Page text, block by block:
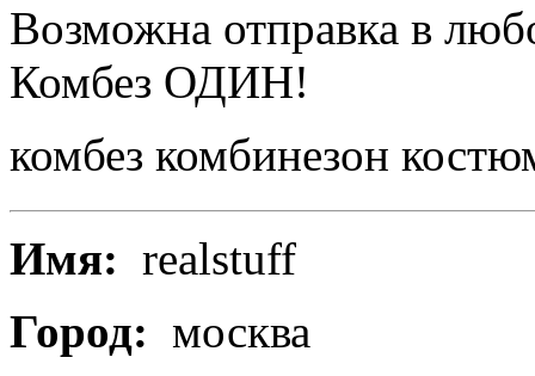
Возможна отправка в
Комбез ОДИН!
комбез комбинезон
Имя: realstuff
Город: москва